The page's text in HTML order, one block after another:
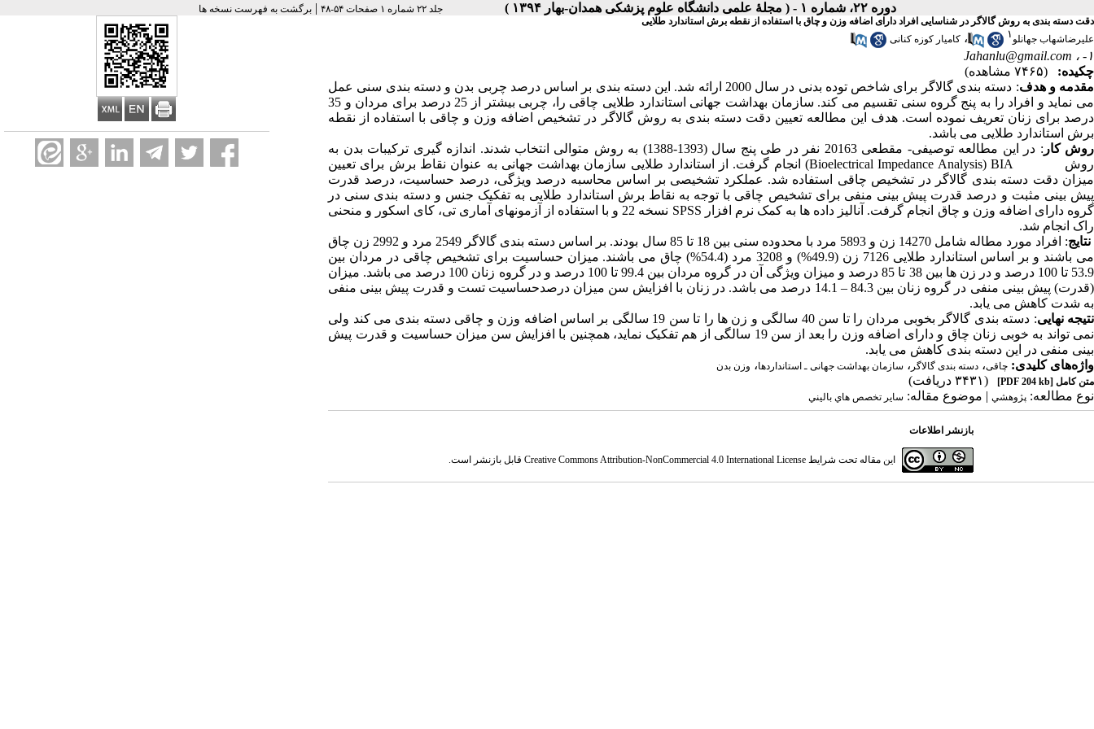
دوره ۲۲، شماره ۱ - ( مجلۀ علمی دانشگاه علوم پزشکی همدان-بهار ۱۳۹۴ ) جلد ۲۲ شماره ۱ صفحات ۵۴-۴۸ |برگشت به فهرست نسخه ها
دقت دسته بندی به روش گالاگر در شناسایی افراد دارای اضافه وزن و چاق با استفاده از نقطه برش استاندارد طلایی
علیرضاشهاب جهانلو ۱ ، کامیار کوزه کنانی
۱- ،
Jahanlu@gmail.com
چکیده:
(۷۴۶۵ مشاهده)
مقدمه و هدف
: دسته بندی گالاگر برای شاخص توده بدنی در سال 2000 ارائه شد. این دسته بندی بر اساس درصد چربی بدن و دسته بندی سنی عمل
می نماید و افراد را به پنج گروه سنی تقسیم می کند. سازمان بهداشت جهانی استاندارد طلایی چاقی را، چربی بیشتر از 25 درصد برای مردان و 35
درصد برای زنان تعریف نموده است. هدف این مطالعه تعیین دقت دسته بندی به روش گالاگر در تشخیص اضافه وزن و چاقی با استفاده از نقطه
برش استاندارد طلایی می باشد.
روش کار
: در این مطالعه توصیفی- مقطعی 20163 نفر در طی پنج سال (1393-1388) به روش متوالی انتخاب شدند. اندازه گیری ترکیبات بدن به
روش Bioelectrical Impedance Analysis) BIA) انجام گرفت. از استاندارد طلایی سازمان بهداشت جهانی به عنوان نقاط برش برای تعیین
میزان دقت دسته بندی گالاگر در تشخیص چاقی استفاده شد. عملکرد تشخیصی بر اساس محاسبه درصد ویژگی، درصد حساسیت، درصد قدرت
پیش بینی مثبت و درصد قدرت پیش بینی منفی برای تشخیص چاقی با توجه به نقاط برش استاندارد طلایی به تفکیک جنس و دسته بندی سنی در
گروه دارای اضافه وزن و چاق انجام گرفت. آنالیز داده ها به کمک نرم افزار SPSS نسخه 22 و با استفاده از آزمونهای آماری تی، کای اسکور و منحنی
راک انجام شد.
نتایج
: افراد مورد مطاله شامل 14270 زن و 5893 مرد با محدوده سنی بین 18 تا 85 سال بودند. بر اساس دسته بندی گالاگر 2549 مرد و 2992 زن چاق
می باشند و بر اساس استاندارد طلایی 7126 زن (49.9%) و 3208 مرد (54.4%) چاق می باشند. میزان حساسیت برای تشخیص چاقی در مردان بین
53.9 تا 100 درصد و در زن ها بین 38 تا 85 درصد و میزان ویژگی آن در گروه مردان بین 99.4 تا 100 درصد و در گروه زنان 100 درصد می باشد. میزان
(قدرت) پیش بینی منفی در گروه زنان بین 84.3 – 14.1 درصد می باشد. در زنان با افزایش سن میزان درصدحساسیت تست و قدرت پیش بینی منفی
به شدت کاهش می یابد.
نتیجه نهایی
: دسته بندی گالاگر بخوبی مردان را تا سن 40 سالگی و زن ها را تا سن 19 سالگی بر اساس اضافه وزن و چاقی دسته بندی می کند ولی
نمی تواند به خوبی زنان چاق و دارای اضافه وزن را بعد از سن 19 سالگی از هم تفکیک نماید، همچنین با افزایش سن میزان حساسیت و قدرت پیش
بینی منفی در این دسته بندی کاهش می یابد.
واژه‌های کلیدی: چاقی، دسته بندی گالاگر ، سازمان بهداشت جهانی ـ استانداردها، وزن بدن
متن کامل [PDF 204 kb]
(۳۴۳۱ دریافت)
نوع مطالعه: پژوهشي | موضوع مقاله: سایر تخصص هاي باليني
بازنشر اطلاعات
این مقاله تحت شرایط Creative Commons Attribution-NonCommercial 4.0 International Licenseقابل بازنشر است.